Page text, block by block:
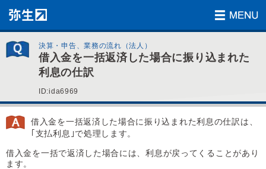
決算・申告、業務の流れ（法人）
借入金を一括返済した場合に振り込まれた
利息の仕訳
ID:ida6969
借入金を一括返済した場合に振り込まれた利息の仕訳は、
｢支払利息｣で処理します。
借入金を一括で返済した場合には、利息が戻ってくることがあり
ます。